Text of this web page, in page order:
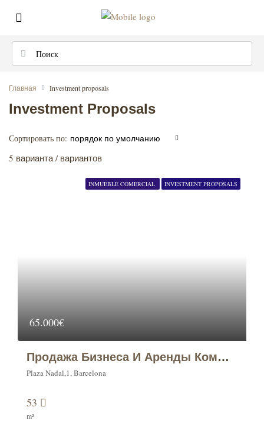
Главная Investment proposals
Investment Proposals
5 варианта / вариантов
Сортировать по: порядок по умолчанию
INMUEBLE COMERCIAL INVESTMENT PROPOSALS
65.000€
Продажа Бизнеса И Аренды Коммерческого Помещения По Адресу: Plaza Nadal, 1, Барселона
Plaza Nadal,1, Barcelona
53
m²